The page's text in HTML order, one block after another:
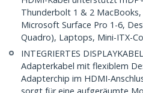
Thunderbolt 1 & 2
Microsoft Surface Pro 1-6,
Quadro), Laptops, Mini-ITX-
INTEGRIERTES
Adapterkabel mit flexiblem
Adapterchip im HDMI-